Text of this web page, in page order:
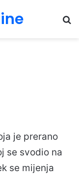
je prerano
se svodio na
se mijenja